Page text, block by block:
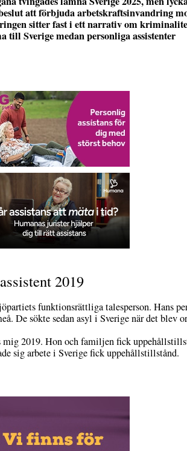
att förbjuda arbetskraftsinvandring
sitter fast i ett narrativ om
Sverige medan personliga assistenter
2019
funktionsrättliga talesperson. Hans
De sökte sedan asyl i Sverige när det
2019. Hon och familjen fick
sig arbete i Sverige fick uppehållstillstånd.